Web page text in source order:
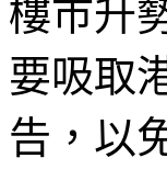
樓巿升
要吸取
告，以